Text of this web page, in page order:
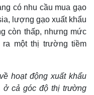
có nhu cầu mua gạo
lượng gạo xuất khẩu
còn thấp, nhưng mức
một thị trường tiềm
hoạt động xuất khẩu
ở cả góc độ thị trường